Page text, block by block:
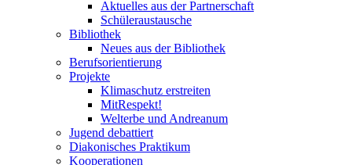
Aktuelles aus der Partnerschaft
Schüleraustausche
Bibliothek
Neues aus der Bibliothek
Berufsorientierung
Projekte
Klimaschutz erstreiten
MitRespekt!
Welterbe und Andreanum
Jugend debattiert
Diakonisches Praktikum
Kooperationen